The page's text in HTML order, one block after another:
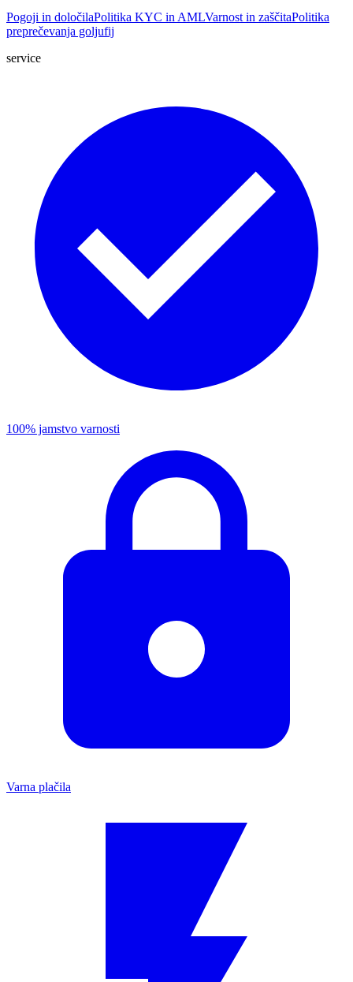
Pogoji in določilaPolitika KYC in AMLVarnost in zaščitaPolitika
preprečevanja goljufij
service
100% jamstvo varnosti
Varna plačila